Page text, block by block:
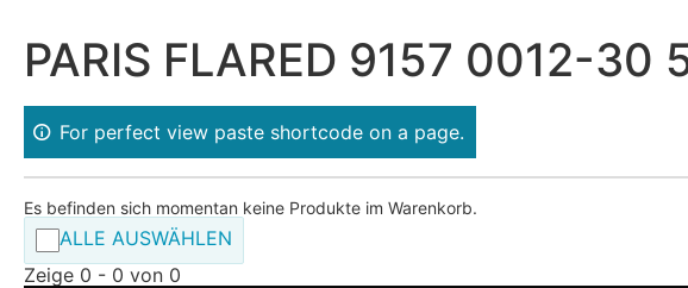
PARIS FLARED 9157 0012-30
For perfect view paste shortcode on a page.
Es befinden sich momentan keine Produkte im Warenkorb.
ALLE AUSWÄHLEN
Zeige 0 - 0 von 0